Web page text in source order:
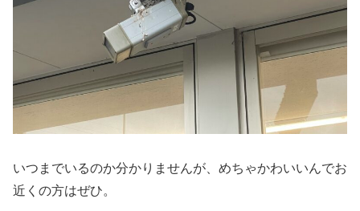
いつまでいるのか分かりませんが、めちゃかわいいんでお
近くの方はぜひ。